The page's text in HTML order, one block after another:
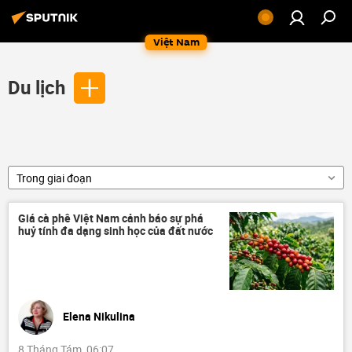
Việt Nam
Du lịch
Trong giai đoạn
Giá cà phê Việt Nam cảnh báo sự phá
huỷ tính đa dạng sinh học của đất nước
Elena Nikulina